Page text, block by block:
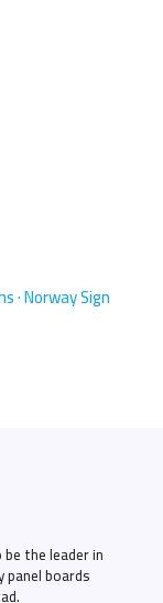
· Norway Sign
the leader in
boards